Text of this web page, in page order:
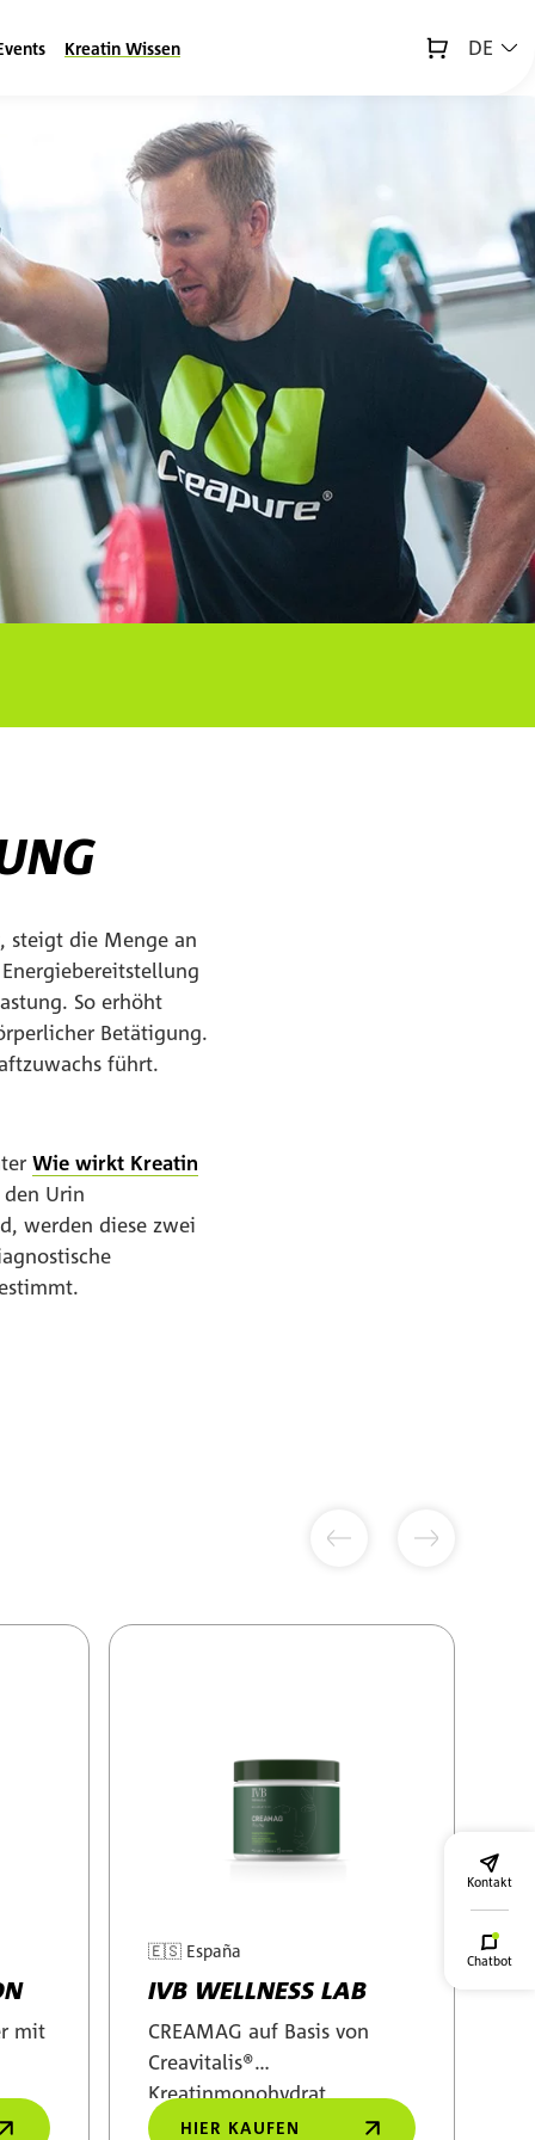
Kreatin Wissen
DE
steigt die Menge an
So erhöht
Betätigung.
führt.
Wie wirkt Kreatin
Urin
werden diese zwei
mit
🇪🇸 España
IVB WELLNESS LAB
CREAMAG auf Basis von
Creavitalis®
Kreatinmonohydrat,
Magnesium-Malat und
HIER KAUFEN
Kontakt
Chatbot